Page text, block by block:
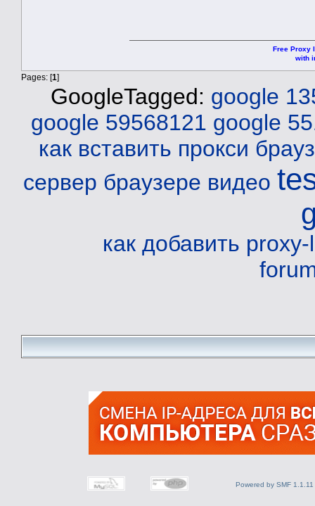
Free Proxy
with
Pages: [1]
GoogleTagged: google
google 59568121 google
как вставить прокси
сервер браузере видео
как добавить
Powered by SMF 1.1.11